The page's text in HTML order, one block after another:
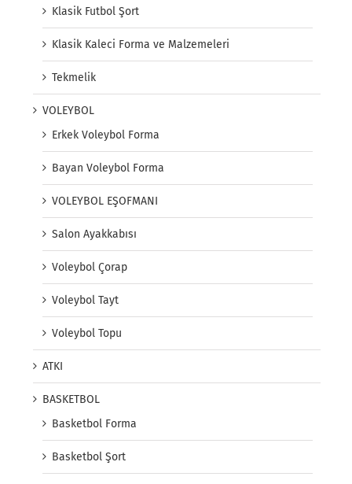
Klasik Futbol Şort
Klasik Kaleci Forma ve Malzemeleri
Tekmelik
VOLEYBOL
Erkek Voleybol Forma
Bayan Voleybol Forma
VOLEYBOL EŞOFMANI
Salon Ayakkabısı
Voleybol Çorap
Voleybol Tayt
Voleybol Topu
ATKI
BASKETBOL
Basketbol Forma
Basketbol Şort